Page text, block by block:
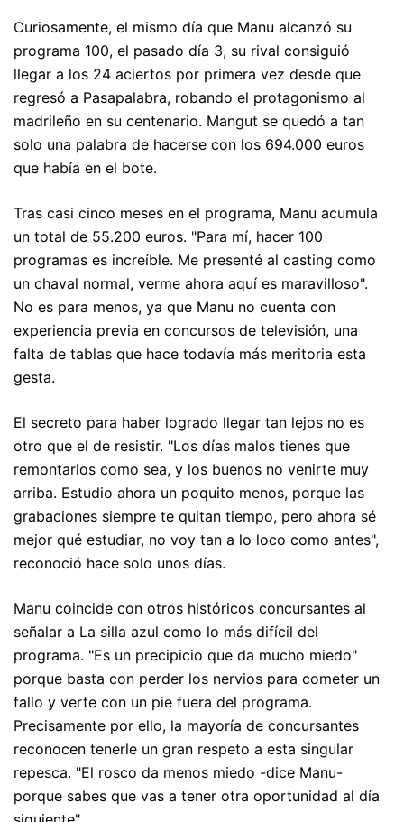
Curiosamente, el mismo día que Manu alcanzó su
programa 100, el pasado día 3, su rival consiguió
llegar a los 24 aciertos por primera vez desde que
regresó a Pasapalabra, robando el protagonismo al
madrileño en su centenario. Mangut se quedó a tan
solo una palabra de hacerse con los 694.000 euros
que había en el bote.
Tras casi cinco meses en el programa, Manu acumula
un total de 55.200 euros. "Para mí, hacer 100
programas es increíble. Me presenté al casting como
un chaval normal, verme ahora aquí es maravilloso".
No es para menos, ya que Manu no cuenta con
experiencia previa en concursos de televisión, una
falta de tablas que hace todavía más meritoria esta
gesta.
El secreto para haber logrado llegar tan lejos no es
otro que el de resistir. "Los días malos tienes que
remontarlos como sea, y los buenos no venirte muy
arriba. Estudio ahora un poquito menos, porque las
grabaciones siempre te quitan tiempo, pero ahora sé
mejor qué estudiar, no voy tan a lo loco como antes",
reconoció hace solo unos días.
Manu coincide con otros históricos concursantes al
señalar a La silla azul como lo más difícil del
programa. "Es un precipicio que da mucho miedo"
porque basta con perder los nervios para cometer un
fallo y verte con un pie fuera del programa.
Precisamente por ello, la mayoría de concursantes
reconocen tenerle un gran respeto a esta singular
repesca. "El rosco da menos miedo -dice Manu-
porque sabes que vas a tener otra oportunidad al día